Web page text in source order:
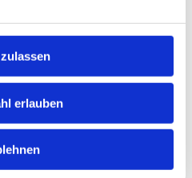
erlauben
Verpflichtungen und
1 lit b. DSGVO. So sind die in
gekennzeichneten
oder in ihrer Verarbeitung
Rahmen dieser